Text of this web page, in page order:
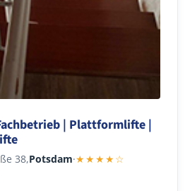
| Plattformlifte |
38,Potsdam·★★★★☆